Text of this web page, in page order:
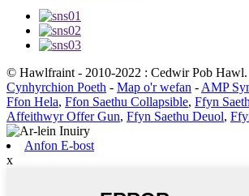
© Hawlfraint - 2010-2022 : Cedwir Pob Hawl.
Cynhyrchion Poeth - Map o'r wefan - AMP
Ffon Hela, Ffon Saethu Collapsible, Ffyn
Affeithwyr Offer Gun, Ffyn Saethu Deuol,
Anfon E-bost
x